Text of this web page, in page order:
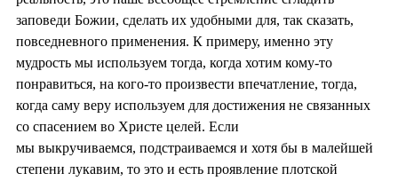
заповеди Божии, сделать их удобными для, так сказать,
повседневного применения. К примеру, именно эту
мудрость мы используем тогда, когда хотим кому-то
понравиться, на кого-то произвести впечатление, тогда,
когда саму веру используем для достижения не связанных
со спасением во Христе целей. Если
мы выкручиваемся, подстраиваемся и хотя бы в малейшей
степени лукавим, то это и есть проявление плотской